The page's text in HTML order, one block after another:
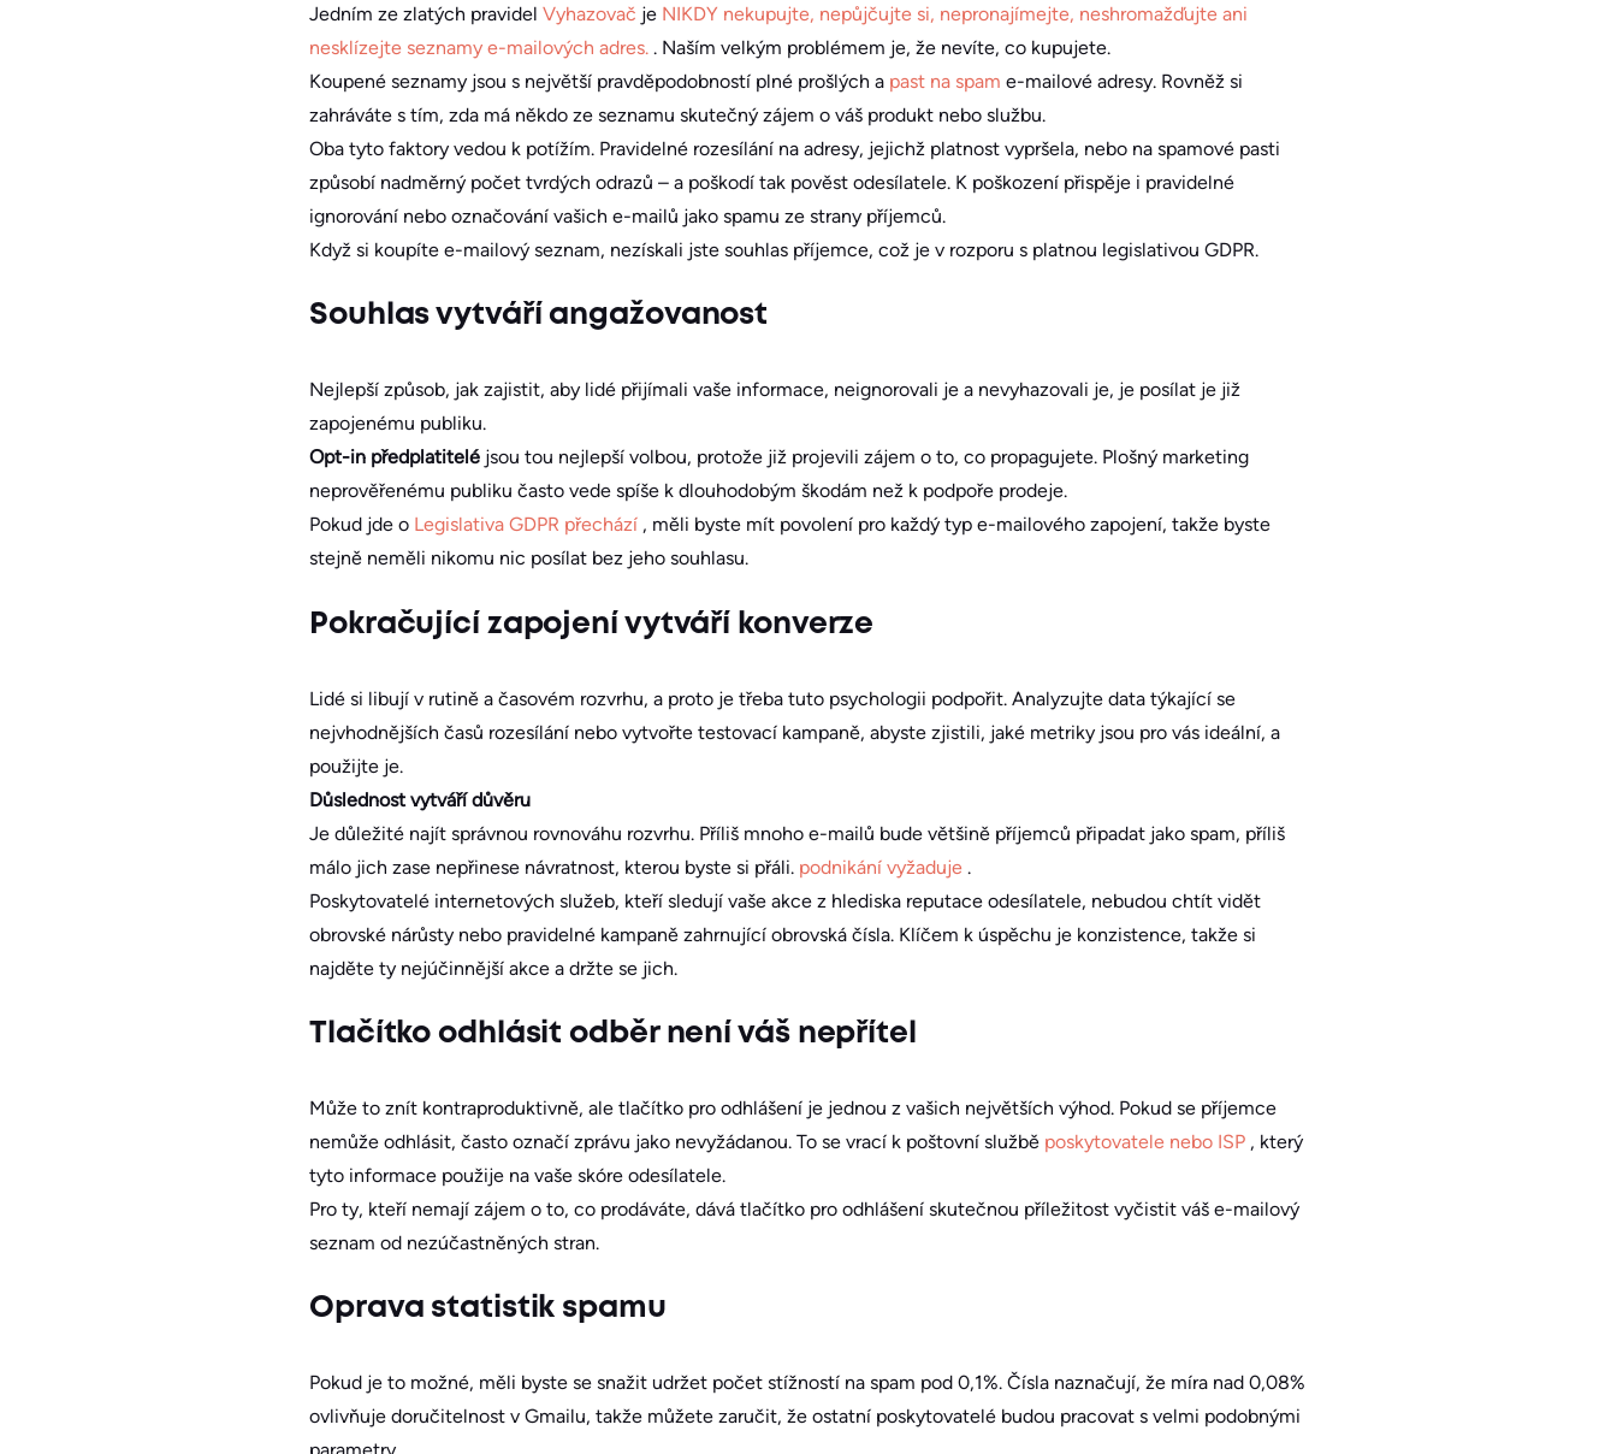
Jedním ze zlatých pravidel Vyhazovač je NIKDY nekupujte, nepůjčujte si, nepronajímejte, neshromažďujte ani
nesklízejte seznamy e-mailových adres. . Naším velkým problémem je, že nevíte, co kupujete.
Koupené seznamy jsou s největší pravděpodobností plné prošlých a past na spam e-mailové adresy. Rovněž si
zahráváte s tím, zda má někdo ze seznamu skutečný zájem o váš produkt nebo službu.
Oba tyto faktory vedou k potížím. Pravidelné rozesílání na adresy, jejichž platnost vypršela, nebo na spamové pasti
způsobí nadměrný počet tvrdých odrazů – a poškodí tak pověst odesílatele. K poškození přispěje i pravidelné
ignorování nebo označování vašich e-mailů jako spamu ze strany příjemců.
Když si koupíte e-mailový seznam, nezískali jste souhlas příjemce, což je v rozporu s platnou legislativou GDPR.
Souhlas vytváří angažovanost
Nejlepší způsob, jak zajistit, aby lidé přijímali vaše informace, neignorovali je a nevyhazovali je, je posílat je již
zapojenému publiku.
Opt-in předplatitelé jsou tou nejlepší volbou, protože již projevili zájem o to, co propagujete. Plošný marketing
neprověřenému publiku často vede spíše k dlouhodobým škodám než k podpoře prodeje.
Pokud jde o Legislativa GDPR přechází , měli byste mít povolení pro každý typ e-mailového zapojení, takže byste
stejně neměli nikomu nic posílat bez jeho souhlasu.
Pokračující zapojení vytváří konverze
Lidé si libují v rutině a časovém rozvrhu, a proto je třeba tuto psychologii podpořit. Analyzujte data týkající se
nejvhodnějších časů rozesílání nebo vytvořte testovací kampaně, abyste zjistili, jaké metriky jsou pro vás ideální, a
použijte je.
Důslednost vytváří důvěru
Je důležité najít správnou rovnováhu rozvrhu. Příliš mnoho e-mailů bude většině příjemců připadat jako spam, příliš
málo jich zase nepřinese návratnost, kterou byste si přáli. podnikání vyžaduje .
Poskytovatelé internetových služeb, kteří sledují vaše akce z hlediska reputace odesílatele, nebudou chtít vidět
obrovské nárůsty nebo pravidelné kampaně zahrnující obrovská čísla. Klíčem k úspěchu je konzistence, takže si
najděte ty nejúčinnější akce a držte se jich.
Tlačítko odhlásit odběr není váš nepřítel
Může to znít kontraproduktivně, ale tlačítko pro odhlášení je jednou z vašich největších výhod. Pokud se příjemce
nemůže odhlásit, často označí zprávu jako nevyžádanou. To se vrací k poštovní službě poskytovatele nebo ISP , který
tyto informace použije na vaše skóre odesílatele.
Pro ty, kteří nemají zájem o to, co prodáváte, dává tlačítko pro odhlášení skutečnou příležitost vyčistit váš e-mailový
seznam od nezúčastněných stran.
Oprava statistik spamu
Pokud je to možné, měli byste se snažit udržet počet stížností na spam pod 0,1%. Čísla naznačují, že míra nad 0,08%
ovlivňuje doručitelnost v Gmailu, takže můžete zaručit, že ostatní poskytovatelé budou pracovat s velmi podobnými